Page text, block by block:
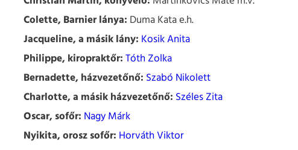
Colette, Barnier lánya: Duma Kata e.h.
Jacqueline, a másik lány: Kosik Anita
Philippe, kiropraktőr:Tóth Zolka
Bernadette, házvezetőnő: Szabó Nikolett
Charlotte, a másik házvezetőnő: Széles Zita
Oscar, sofőr: Nagy Márk
Nyikita, orosz sofőr: Horváth Viktor